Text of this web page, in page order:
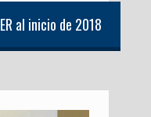
al inicio de 2018